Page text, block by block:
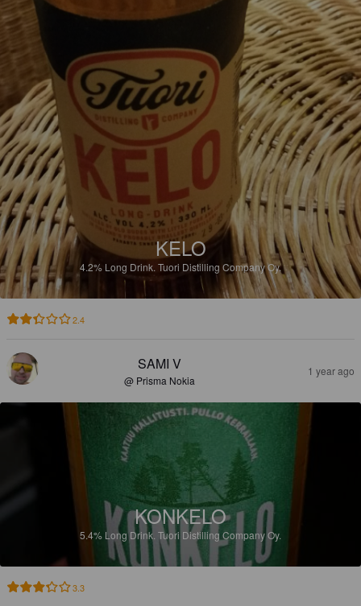
KELO
4.2% Long Drink. Tuori Distilling Company Oy.
2.4
SAMI V
@ Prisma Nokia
1 year ago
KONKELO
5.4% Long Drink. Tuori Distilling Company Oy.
3.3